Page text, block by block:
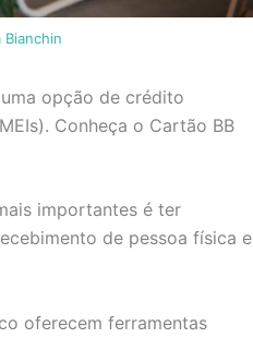
Bianchin
opção de crédito
Conheça o Cartão BB
importantes é ter
de pessoa física e
oferecem ferramentas